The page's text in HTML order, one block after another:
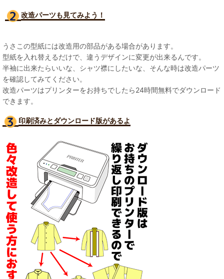
改造パーツも見てみよう！
うさこの型紙には改造用の部品がある場合があります。
型紙を入れ替えるだけで、違うデザインに変更が出来るんです。
半袖に出来たらいいな、シャツ襟にしたいな、そんな時は改造パーツ
を確認してみてください。
改造パーツはプリンターをお持ちでしたら24時間無料でダウンロード
できます。
印刷済みとダウンロード版があるよ